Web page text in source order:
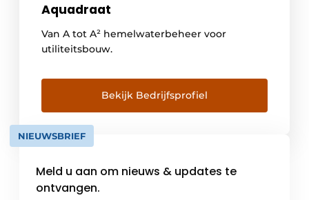
Aquadraat
Van A tot A² hemelwaterbeheer voor
utiliteitsbouw.
Bekijk Bedrijfsprofiel
NIEUWSBRIEF
Meld u aan om nieuws & updates te
ontvangen.